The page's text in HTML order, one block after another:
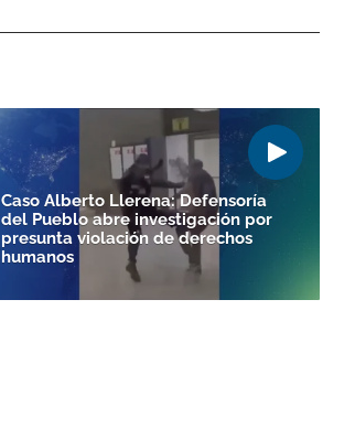
Caso Alberto Llerena: Defensoría
del Pueblo abre investigación por
presunta violación de derechos
humanos